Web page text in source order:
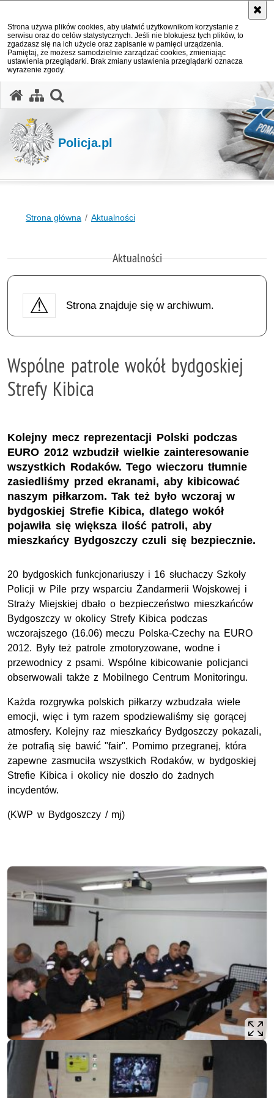
Strona używa plików cookies, aby ułatwić użytkownikom korzystanie z
serwisu oraz do celów statystycznych. Jeśli nie blokujesz tych plików, to
zgadzasz się na ich użycie oraz zapisanie w pamięci urządzenia.
Pamiętaj, że możesz samodzielnie zarządzać cookies, zmieniając
ustawienia przeglądarki. Brak zmiany ustawienia przeglądarki oznacza
wyrażenie zgody.
Policja.pl
Strona główna Aktualności
Aktualności
Strona znajduje się w archiwum.
Wspólne patrole wokół bydgoskiej
Strefy Kibica
Kolejny mecz reprezentacji Polski podczas
EURO 2012 wzbudził wielkie zainteresowanie
wszystkich Rodaków. Tego wieczoru tłumnie
zasiedliśmy przed ekranami, aby kibicować
naszym piłkarzom. Tak też było wczoraj w
bydgoskiej Strefie Kibica, dlatego wokół
pojawiła się większa ilość patroli, aby
mieszkańcy Bydgoszczy czuli się bezpiecznie.
20 bydgoskich funkcjonariuszy i 16 słuchaczy Szkoły
Policji w Pile przy wsparciu Żandarmerii Wojskowej i
Straży Miejskiej dbało o bezpieczeństwo mieszkańców
Bydgoszczy w okolicy Strefy Kibica podczas
wczorajszego (16.06) meczu Polska-Czechy na EURO
2012. Były też patrole zmotoryzowane, wodne i
przewodnicy z psami. Wspólne kibicowanie policjanci
obserwowali także z Mobilnego Centrum Monitoringu.
Każda rozgrywka polskich piłkarzy wzbudzała wiele
emocji, więc i tym razem spodziewaliśmy się gorącej
atmosfery. Kolejny raz mieszkańcy Bydgoszczy pokazali,
że potrafią się bawić "fair". Pomimo przegranej, która
zapewne zasmuciła wszystkich Rodaków, w bydgoskiej
Strefie Kibica i okolicy nie doszło do żadnych
incydentów.
(KWP w Bydgoszczy / mj)